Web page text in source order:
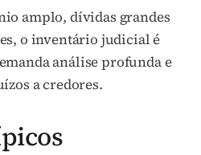
amplo, dívidas grandes
o inventário judicial é
análise profunda e
a credores.